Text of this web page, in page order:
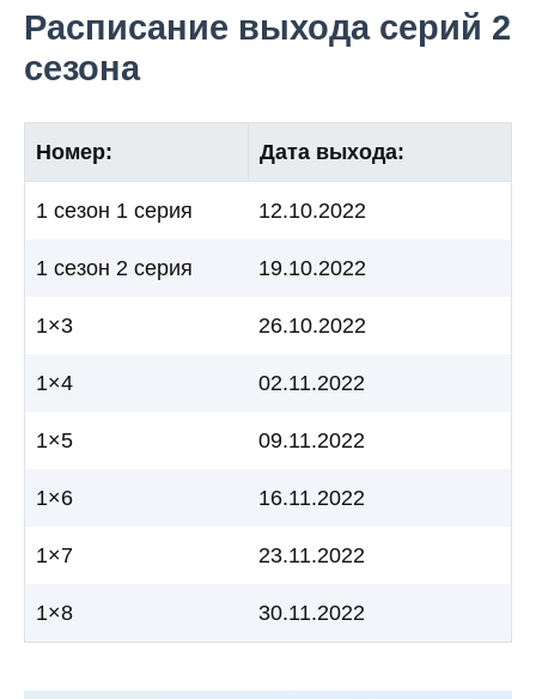
Расписание выхода серий 2
сезона
Номер: Дата выхода:
1 сезон 1 серия 12.10.2022
1 сезон 2 серия 19.10.2022
1×3 26.10.2022
1×4 02.11.2022
1×5 09.11.2022
1×6 16.11.2022
1×7 23.11.2022
1×8 30.11.2022